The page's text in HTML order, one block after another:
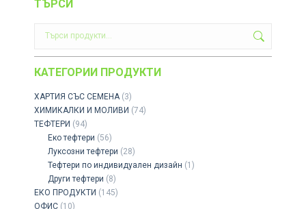
ТЪРСИ
КАТЕГОРИИ ПРОДУКТИ
ХАРТИЯ СЪС СЕМЕНА (3)
ХИМИКАЛКИ И МОЛИВИ (74)
ТЕФТЕРИ (94)
Еко тефтери (56)
Луксозни тефтери (28)
Тефтери по индивидуален дизайн (1)
Други тефтери (8)
ЕКО ПРОДУКТИ (145)
ОФИС (10)